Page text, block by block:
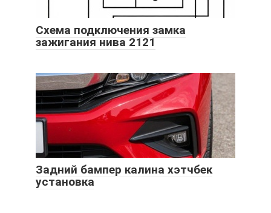
Схема подключения замка
зажигания нива 2121
Задний бампер калина хэтчбек
установка